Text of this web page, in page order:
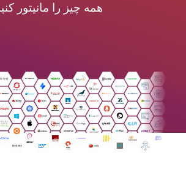
همه چیز را مانیتور کنید